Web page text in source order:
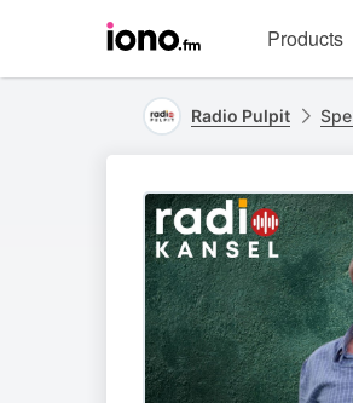
homepage
Products
Radio Pulpit